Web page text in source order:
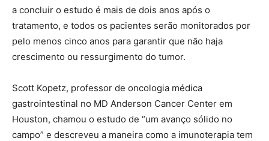
a concluir o estudo é mais de dois anos após o
tratamento, e todos os pacientes serão monitorados por
pelo menos cinco anos para garantir que não haja
crescimento ou ressurgimento do tumor.
Scott Kopetz, professor de oncologia médica
gastrointestinal no MD Anderson Cancer Center em
Houston, chamou o estudo de “um avanço sólido no
campo” e descreveu a maneira como a imunoterapia tem